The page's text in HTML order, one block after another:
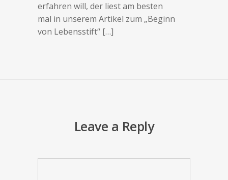
erfahren will, der liest am besten
mal in unserem Artikel zum „Beginn
von Lebensstift“ […]
Leave a Reply